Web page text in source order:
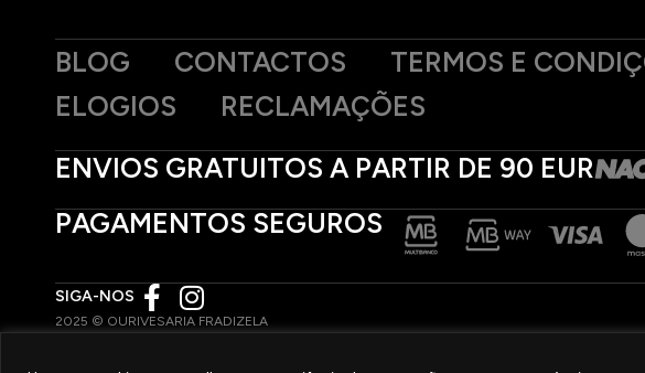
BLOG CONTACTOS TERMOS E
ELOGIOS
RECLAMAÇÕES
ENVIOS GRATUITOS A PARTIR DE 90 EUR
PAGAMENTOS SEGUROS
SIGA-NOS
2025 © OURIVESARIA FRADIZELA